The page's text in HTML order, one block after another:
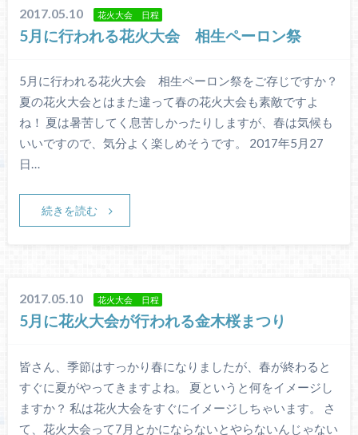
2017.05.10 花火大会 日程
5月に行われる花火大会 相生ペーロン祭
5月に行われる花火大会 相生ペーロン祭をご存じですか？
夏の花火大会とはまた違って春の花火大会も素敵ですよ
ね！ 夏は暑苦してく息苦しかったりしますが、春は気候も
いいですので、気分よく楽しめそうです。 2017年5月27
日…
続きを読む
2017.05.10 花火大会 日程
5月に花火大会が行われる金木桜まつり
皆さん、季節はすっかり春になりましたが、春が終わると
すぐに夏がやってきますよね。 夏というと何をイメージし
ますか？ 私は花火大会をすぐにイメージしちゃいます。 さ
て、花火大会って7月とかにならないとやらないんじゃない